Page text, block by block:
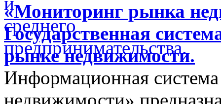
«Мониторинг рынка
Государственная
рынке недвижимости.
Информационная